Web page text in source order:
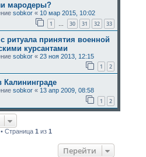
мародеры?
sobkor« 10 мар 2015, 10:02
1 … 30 31 32 33
ритуала принятия военной
курсантами
sobkor« 23 ноя 2013, 12:15
1 2
Калининграде
sobkor« 13 апр 2009, 08:58
1 2
Страница1 из1
Перейти